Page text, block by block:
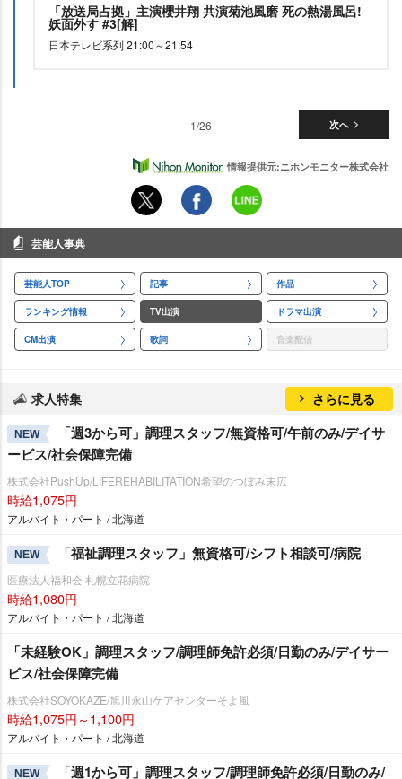
「放送局占拠」主演櫻井翔 共演菊池風磨 死の熱湯風呂!
妖面外す #3[解]
日本テレビ系列 21:00～21:54
次へ
1/26
情報提供元:ニホンモニター株式会社
芸能人事典
芸能人TOP 記事 作品
ランキング情報 TV出演 ドラマ出演
CM出演 歌詞 音楽配信
求人特集 さらに見る
NEW
「週3から可」調理スタッフ/無資格可/午前のみ/デイサ
ービス/社会保障完備
株式会社PushUp/LIFEREHABILITATION希望のつぼみ末広
時給1,075円
アルバイト・パート / 北海道
NEW 「福祉調理スタッフ」無資格可/シフト相談可/病院
医療法人福和会 札幌立花病院
時給1,080円
アルバイト・パート / 北海道
「未経験OK」調理スタッフ/調理師免許必須/日勤のみ/デイサー
ビス/社会保障完備
株式会社SOYOKAZE/旭川永山ケアセンターそよ風
時給1,075円～1,100円
アルバイト・パート / 北海道
NEW 「週1から可」調理スタッフ/調理師免許必須/日勤のみ/